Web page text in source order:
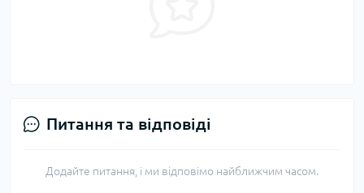
Питання та відповіді
Додайте питання, і ми відповімо найближчим часом.